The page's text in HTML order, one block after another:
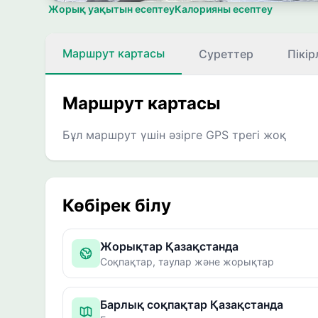
Жорық уақытын есептеуКалорияны есептеу
Маршрут картасы Суреттер
Маршрут картасы
Бұл маршрут үшін әзірге GPS трегі жоқ
Көбірек білу
Жорықтар Қазақстанда
Соқпақтар, таулар және жорықтар
Барлық соқпақтар Қазақстанда